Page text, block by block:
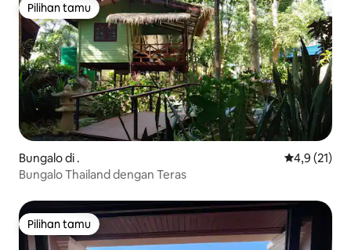
Pilihan tamu
Pilihan tamu
Bungalo di . Nilai rata-
4,9 (21)
Bungalo Thailand dengan Teras
Pilihan tamu
Pilihan tamu